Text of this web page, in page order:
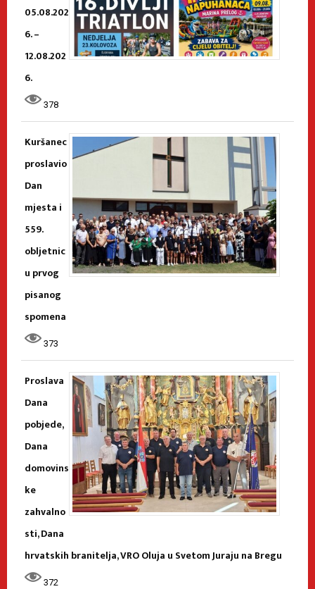
05.08.202
6. –
12.08.202
6.
378
Kuršanec
proslavio
Dan
mjesta i
559.
obljetnic
u prvog
pisanog
spomena
373
Proslava
Dana
pobjede,
Dana
domovins
ke
zahvalno
sti, Dana
hrvatskih branitelja, VRO Oluja u Svetom Juraju na Bregu
372